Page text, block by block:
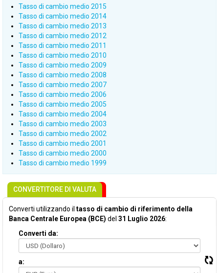
Tasso di cambio medio 2015
Tasso di cambio medio 2014
Tasso di cambio medio 2013
Tasso di cambio medio 2012
Tasso di cambio medio 2011
Tasso di cambio medio 2010
Tasso di cambio medio 2009
Tasso di cambio medio 2008
Tasso di cambio medio 2007
Tasso di cambio medio 2006
Tasso di cambio medio 2005
Tasso di cambio medio 2004
Tasso di cambio medio 2003
Tasso di cambio medio 2002
Tasso di cambio medio 2001
Tasso di cambio medio 2000
Tasso di cambio medio 1999
CONVERTITORE DI VALUTA
Converti utilizzando il tasso di cambio di riferimento della
Banca Centrale Europea (BCE) del 31 Luglio 2026:
Converti da:
a: